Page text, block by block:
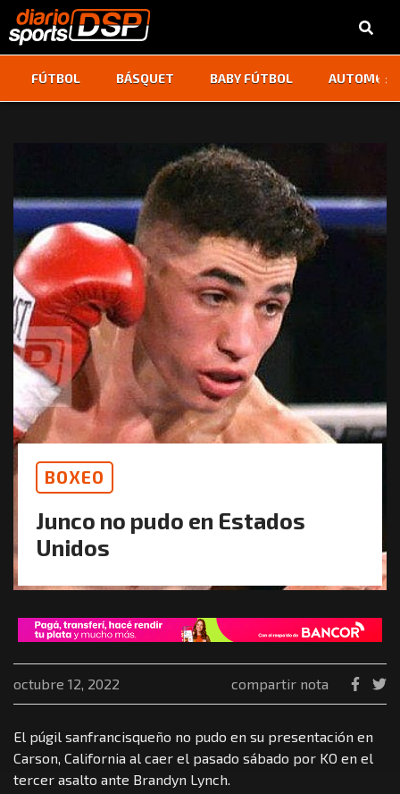
FÚTBOL BÁSQUET BABY FÚTBOL ‹ ›
BOXEO
Junco no pudo en Estados
Unidos
octubre 12, 2022 compartir nota
El púgil sanfrancisqueño no pudo en su presentación en
Carson, California al caer el pasado sábado por KO en el
tercer asalto ante Brandyn Lynch.